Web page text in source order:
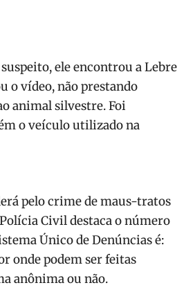
ele encontrou a Lebre
o vídeo, não prestando
animal silvestre. Foi
o veículo utilizado na
pelo crime de maus-tratos
Civil destaca o número
Único de Denúncias é:
onde podem ser feitas
anônima ou não.